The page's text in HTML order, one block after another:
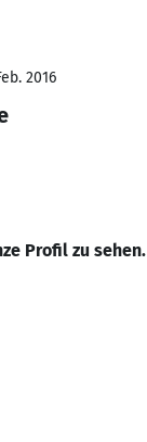
2016
Profil zu sehen.